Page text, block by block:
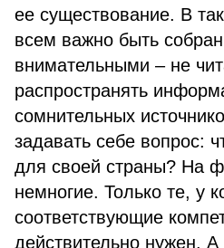
ее существование. В
всем важно быть
внимательными – не
распространять
сомнительных
задавать себе вопрос:
для своей страны? На
немногие. Только те, у
соответствующие
действительно нужен.